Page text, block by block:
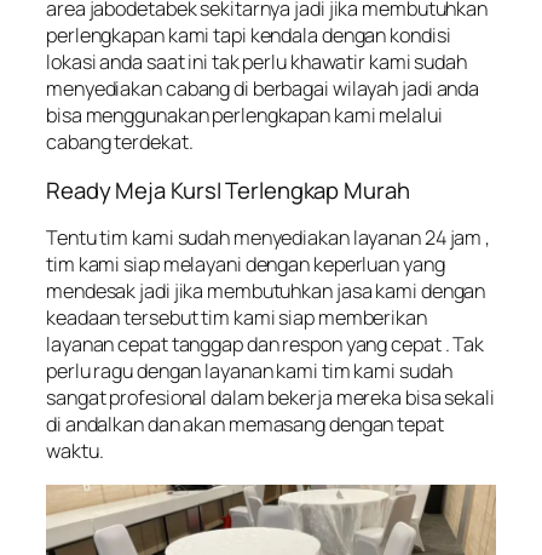
area jabodetabek sekitarnya jadi jika membutuhkan
perlengkapan kami tapi kendala dengan kondisi
lokasi anda saat ini tak perlu khawatir kami sudah
menyediakan cabang di berbagai wilayah jadi anda
bisa menggunakan perlengkapan kami melalui
cabang terdekat.
Ready Meja KursI Terlengkap Murah
Tentu tim kami sudah menyediakan layanan 24 jam ,
tim kami siap melayani dengan keperluan yang
mendesak jadi jika membutuhkan jasa kami dengan
keadaan tersebut tim kami siap memberikan
layanan cepat tanggap dan respon yang cepat . Tak
perlu ragu dengan layanan kami tim kami sudah
sangat profesional dalam bekerja mereka bisa sekali
di andalkan dan akan memasang dengan tepat
waktu.